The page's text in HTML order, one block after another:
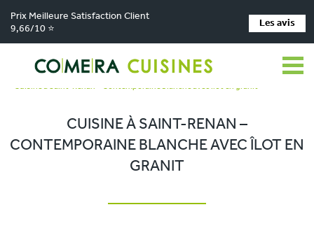
Prix Meilleure Satisfaction Client
9,66/10 ⭐
Les avis
Comera Cuisines > Nos magasins de cuisine > Cuisiniste SAINT-RENAN >
Réalisations >
Cuisine à Saint-Renan – Contemporaine blanche avec îlot en granit
CUISINE À SAINT-RENAN –
CONTEMPORAINE BLANCHE AVEC ÎLOT EN
GRANIT